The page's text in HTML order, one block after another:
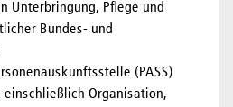
Unterbringung, Pflege und
Bundes- und
(PASS)
einschließlich Organisation,